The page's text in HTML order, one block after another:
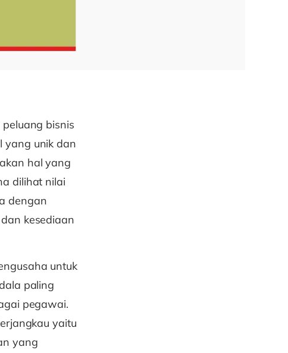
bisnis
yang unik dan
hal yang
dilihat nilai
dengan
kesediaan
untuk
paling
pegawai.
yaitu
yang